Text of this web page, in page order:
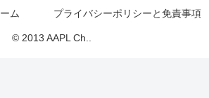
ム
プライバシーポリシーと免責事項
© 2013 AAPL Ch..